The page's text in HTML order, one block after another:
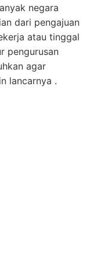
negara
dari pengajuan
atau tinggal
pengurusan
agar
lancarnya .